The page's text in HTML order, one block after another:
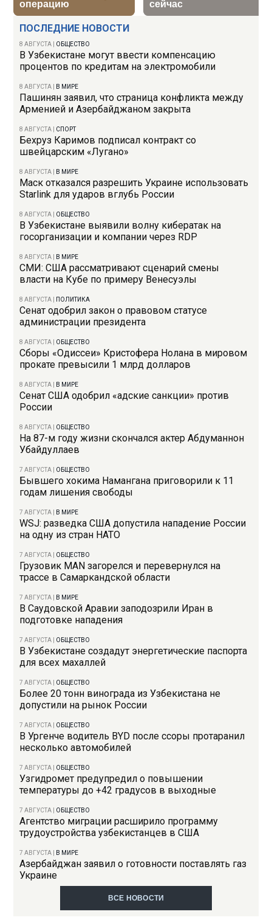
ПОСЛЕДНИЕ НОВОСТИ
8 АВГУСТА ОБЩЕСТВО
В Узбекистане могут ввести компенсацию
процентов по кредитам на электромобили
8 АВГУСТА В МИРЕ
Пашинян заявил, что страница конфликта между
Арменией и Азербайджаном закрыта
8 АВГУСТА СПОРТ
Бехруз Каримов подписал контракт со
швейцарским «Лугано»
8 АВГУСТА В МИРЕ
Маск отказался разрешить Украине использовать
Starlink для ударов вглубь России
8 АВГУСТА ОБЩЕСТВО
В Узбекистане выявили волну кибератак на
госорганизации и компании через RDP
8 АВГУСТА В МИРЕ
СМИ: США рассматривают сценарий смены
власти на Кубе по примеру Венесуэлы
8 АВГУСТА ПОЛИТИКА
Сенат одобрил закон о правовом статусе
администрации президента
8 АВГУСТА ОБЩЕСТВО
Сборы «Одиссеи» Кристофера Нолана в мировом
прокате превысили 1 млрд долларов
8 АВГУСТА В МИРЕ
Сенат США одобрил «адские санкции» против
России
8 АВГУСТА ОБЩЕСТВО
На 87-м году жизни скончался актер Абдуманнон
Убайдуллаев
7 АВГУСТА ОБЩЕСТВО
Бывшего хокима Намангана приговорили к 11
годам лишения свободы
7 АВГУСТА В МИРЕ
WSJ: разведка США допустила нападение России
на одну из стран НАТО
7 АВГУСТА ОБЩЕСТВО
Грузовик MAN загорелся и перевернулся на
трассе в Самаркандской области
7 АВГУСТА В МИРЕ
В Саудовской Аравии заподозрили Иран в
подготовке нападения
7 АВГУСТА ОБЩЕСТВО
В Узбекистане создадут энергетические паспорта
для всех махаллей
7 АВГУСТА ОБЩЕСТВО
Более 20 тонн винограда из Узбекистана не
допустили на рынок России
7 АВГУСТА ОБЩЕСТВО
В Ургенче водитель BYD после ссоры протаранил
несколько автомобилей
7 АВГУСТА ОБЩЕСТВО
Узгидромет предупредил о повышении
температуры до +42 градусов в выходные
7 АВГУСТА ОБЩЕСТВО
Агентство миграции расширило программу
трудоустройства узбекистанцев в США
7 АВГУСТА В МИРЕ
Азербайджан заявил о готовности поставлять газ
Украине
ВСЕ НОВОСТИ